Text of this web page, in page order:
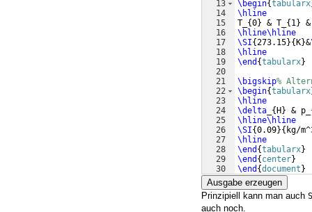
13
14
15
16
17
18
19
20
21
22
23
24
25
26
27
28
29
30
\begin{tabularx
\hline
T_ {0} & T_ { 1}
\hline\hline
\SI{273.15}{ K}&
\hline
\end {tabularx}
\bigskip%
\begin{tabularx
\hline
\delta { H } & p_
\hline\hline
\SI{0.09}{ kg/
\hline
\end {tabularx}
\end { center}
\end {document }
Ausgabe erzeugen
Prinzipiell kann man auch S
auch noch.